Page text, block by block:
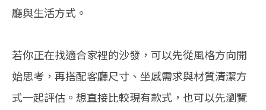
廳與生活方式。
若你正在找適合家裡的沙發，可以先從風格方向開
始思考，再搭配客廳尺寸、坐感需求與材質清潔方
式一起評估。想直接比較現有款式，也可以先瀏覽